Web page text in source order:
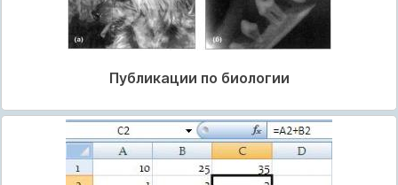
Публикации по биологии